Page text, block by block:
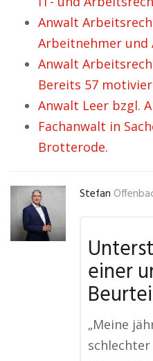
Anwalt
Arbeitnehmer und
Anwalt
Bereits 57
Anwalt Leer bzgl.
Fachanwalt in
Brotterode.
Stefan
einer
„Meine